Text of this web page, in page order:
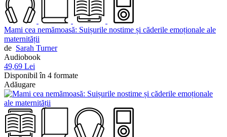
Mami cea nemămoasă: Suișurile nostime și căderile emoționale ale
maternității
de Sarah Turner
Audiobook
49,69 Lei
Disponibil în 4 formate
Adăugare